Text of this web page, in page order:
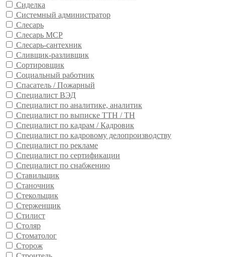
Сиделка
Системный администратор
Слесарь
Слесарь МСР
Слесарь-сантехник
Сливщик-разливщик
Сортировщик
Социальный работник
Спасатель / Пожарный
Специалист ВЭД
Специалист по аналитике, аналитик
Специалист по выписке ТТН / ТН
Специалист по кадрам / Кадровик
Специалист по кадровому делопроизводству
Специалист по рекламе
Специалист по сертификации
Специалист по снабжению
Ставильщик
Станочник
Стекольщик
Стерженщик
Стилист
Столяр
Стоматолог
Сторож